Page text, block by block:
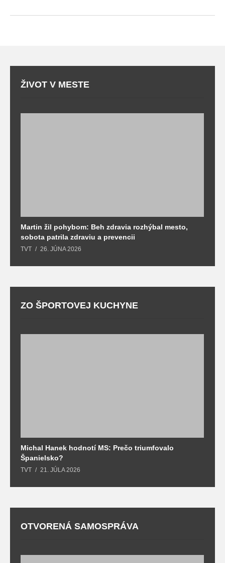
ŽIVOT V MESTE
Martin žil pohybom: Beh zdravia rozhýbal mesto,
sobota patrila zdraviu a prevencii
TVT 26. JÚNA 2026
ZO ŠPORTOVEJ KUCHYNE
Michal Hanek hodnotí MS: Prečo triumfovalo
Španielsko?
TVT 21. JÚLA 2026
OTVORENÁ SAMOSPRÁVA